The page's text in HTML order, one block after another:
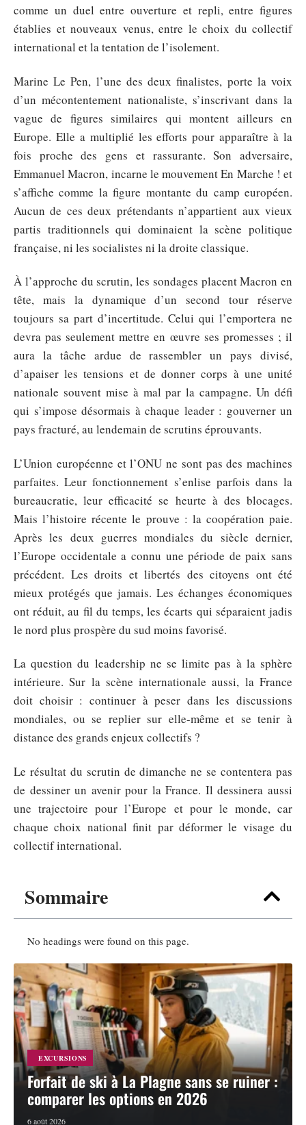
Sommaire
No headings were found on this page.
EXCURSIONS
Forfait de ski à La Plagne sans se ruiner :
comparer les options en 2026
6 août 2026
comme un duel entre ouverture et repli, entre figures
établies et nouveaux venus, entre le choix du collectif
international et la tentation de l’isolement.
Marine Le Pen, l’une des deux finalistes, porte la voix
d’un mécontentement nationaliste, s’inscrivant dans la
vague de figures similaires qui montent ailleurs en
Europe. Elle a multiplié les efforts pour apparaître à la
fois proche des gens et rassurante. Son adversaire,
Emmanuel Macron, incarne le mouvement En Marche ! et
s’affiche comme la figure montante du camp européen.
Aucun de ces deux prétendants n’appartient aux vieux
partis traditionnels qui dominaient la scène politique
française, ni les socialistes ni la droite classique.
À l’approche du scrutin, les sondages placent Macron en
tête, mais la dynamique d’un second tour réserve
toujours sa part d’incertitude. Celui qui l’emportera ne
devra pas seulement mettre en œuvre ses promesses ; il
aura la tâche ardue de rassembler un pays divisé,
d’apaiser les tensions et de donner corps à une unité
nationale souvent mise à mal par la campagne. Un défi
qui s’impose désormais à chaque leader : gouverner un
pays fracturé, au lendemain de scrutins éprouvants.
L’Union européenne et l’ONU ne sont pas des machines
parfaites. Leur fonctionnement s’enlise parfois dans la
bureaucratie, leur efficacité se heurte à des blocages.
Mais l’histoire récente le prouve : la coopération paie.
Après les deux guerres mondiales du siècle dernier,
l’Europe occidentale a connu une période de paix sans
précédent. Les droits et libertés des citoyens ont été
mieux protégés que jamais. Les échanges économiques
ont réduit, au fil du temps, les écarts qui séparaient jadis
le nord plus prospère du sud moins favorisé.
La question du leadership ne se limite pas à la sphère
intérieure. Sur la scène internationale aussi, la France
doit choisir : continuer à peser dans les discussions
mondiales, ou se replier sur elle-même et se tenir à
distance des grands enjeux collectifs ?
Le résultat du scrutin de dimanche ne se contentera pas
de dessiner un avenir pour la France. Il dessinera aussi
une trajectoire pour l’Europe et pour le monde, car
chaque choix national finit par déformer le visage du
collectif international.